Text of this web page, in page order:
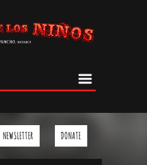
NEWSLETTER DONATE